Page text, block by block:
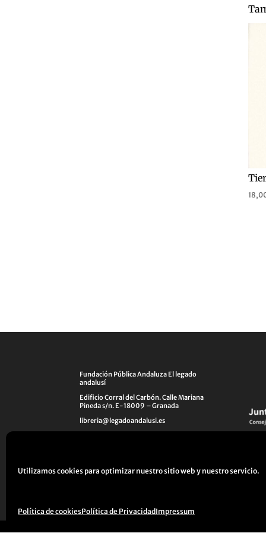
Utilizamos cookies para optimizar nuestro sitio web y nuestro servicio.
Política de cookiesPolítica de PrivacidadImpressum
Fundación Pública Andaluza El legado
andalusí
Edificio Corral del Carbón. Calle Mariana
Pineda s/n. E-18009 – Granada
libreria@legadoandalusi.es